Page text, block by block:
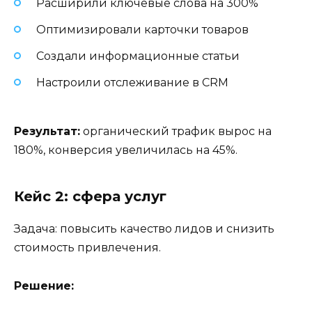
Расширили ключевые слова на 300%
Оптимизировали карточки товаров
Создали информационные статьи
Настроили отслеживание в CRM
Результат: органический трафик вырос на
180%, конверсия увеличилась на 45%.
Кейс 2: сфера услуг
Задача: повысить качество лидов и снизить
стоимость привлечения.
Решение: